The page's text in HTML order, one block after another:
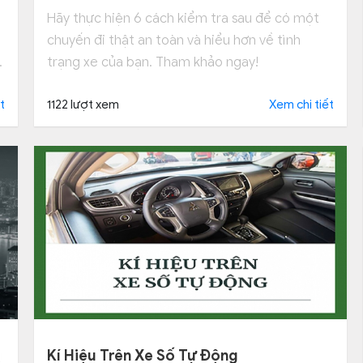
Hãy thực hiện 6 cách kiểm tra sau để có một
chuyến đi thật an toàn và hiểu hơn về tình
trạng xe của bạn. Tham khảo ngay!
1122 lượt xem Xem chi tiết
Kí Hiệu Trên Xe Số Tự Động